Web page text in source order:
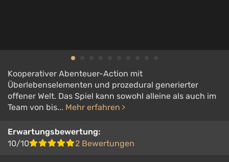
Kooperativer Abenteuer-Action mit
Überlebenselementen und prozedural generierter
offener Welt. Das Spiel kann sowohl alleine als auch im
Team von bis... Mehr erfahren
Erwartungsbewertung:
10/10
2 Bewertungen